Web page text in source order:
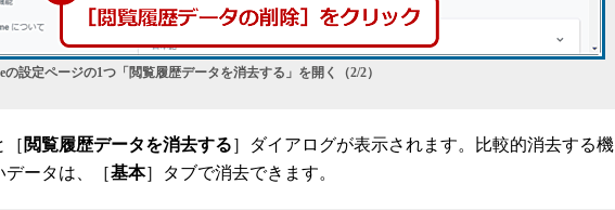
の設定ページの1つ「閲覧履歴データを消去する」を開く（2/2）
閲覧履歴データを消去する］ダイアログが表示されます。比較的消去する機
データは、［基本］タブで消去できます。